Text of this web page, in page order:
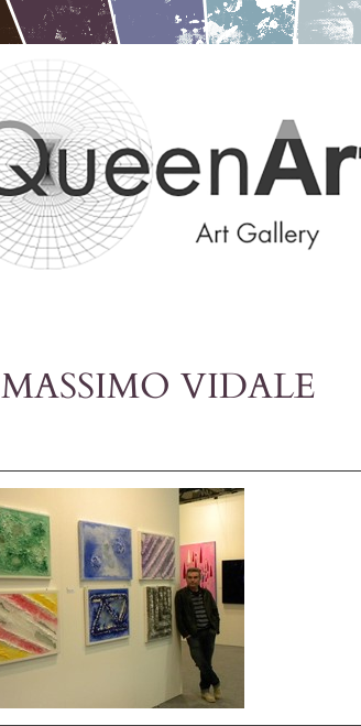
MASSIMO VIDALE